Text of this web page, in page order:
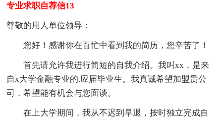
专业求职自荐信13
尊敬的用人单位领导：
您好！感谢你在百忙中看到我的简历，您辛苦了！
首先请允许我进行简短的自我介绍。我叫xx，是来
自x大学金融专业的.应届毕业生。我真诚希望加盟贵公
司，希望能有机会与您面谈。
在上大学期间，我从不迟到早退，按时独立完成自